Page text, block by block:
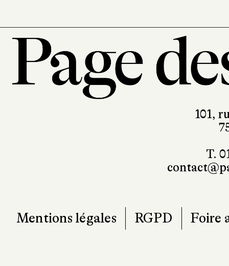
101,
T.
Mentions légales RGPD Foire